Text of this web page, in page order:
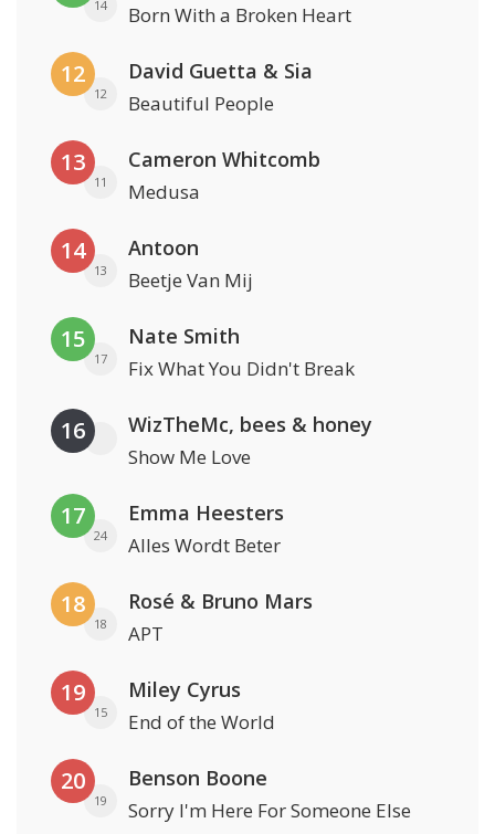
14 Born With a Broken Heart
12
12
David Guetta & Sia
Beautiful People
13
11
Cameron Whitcomb
Medusa
14
13
Antoon
Beetje Van Mij
15
17
Nate Smith
Fix What You Didn't Break
16 WizTheMc, bees & honey
Show Me Love
17
24
Emma Heesters
Alles Wordt Beter
18
18
Rosé & Bruno Mars
APT
19
15
Miley Cyrus
End of the World
20
19
Benson Boone
Sorry I'm Here For Someone Else